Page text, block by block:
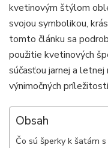
kvetinovým štýlom
svojou symbolikou,
tomto článku sa
použitie kvetinových
súčasťou jarnej a letnej
výnimočných
Obsah
Čo sú šperky k šatám